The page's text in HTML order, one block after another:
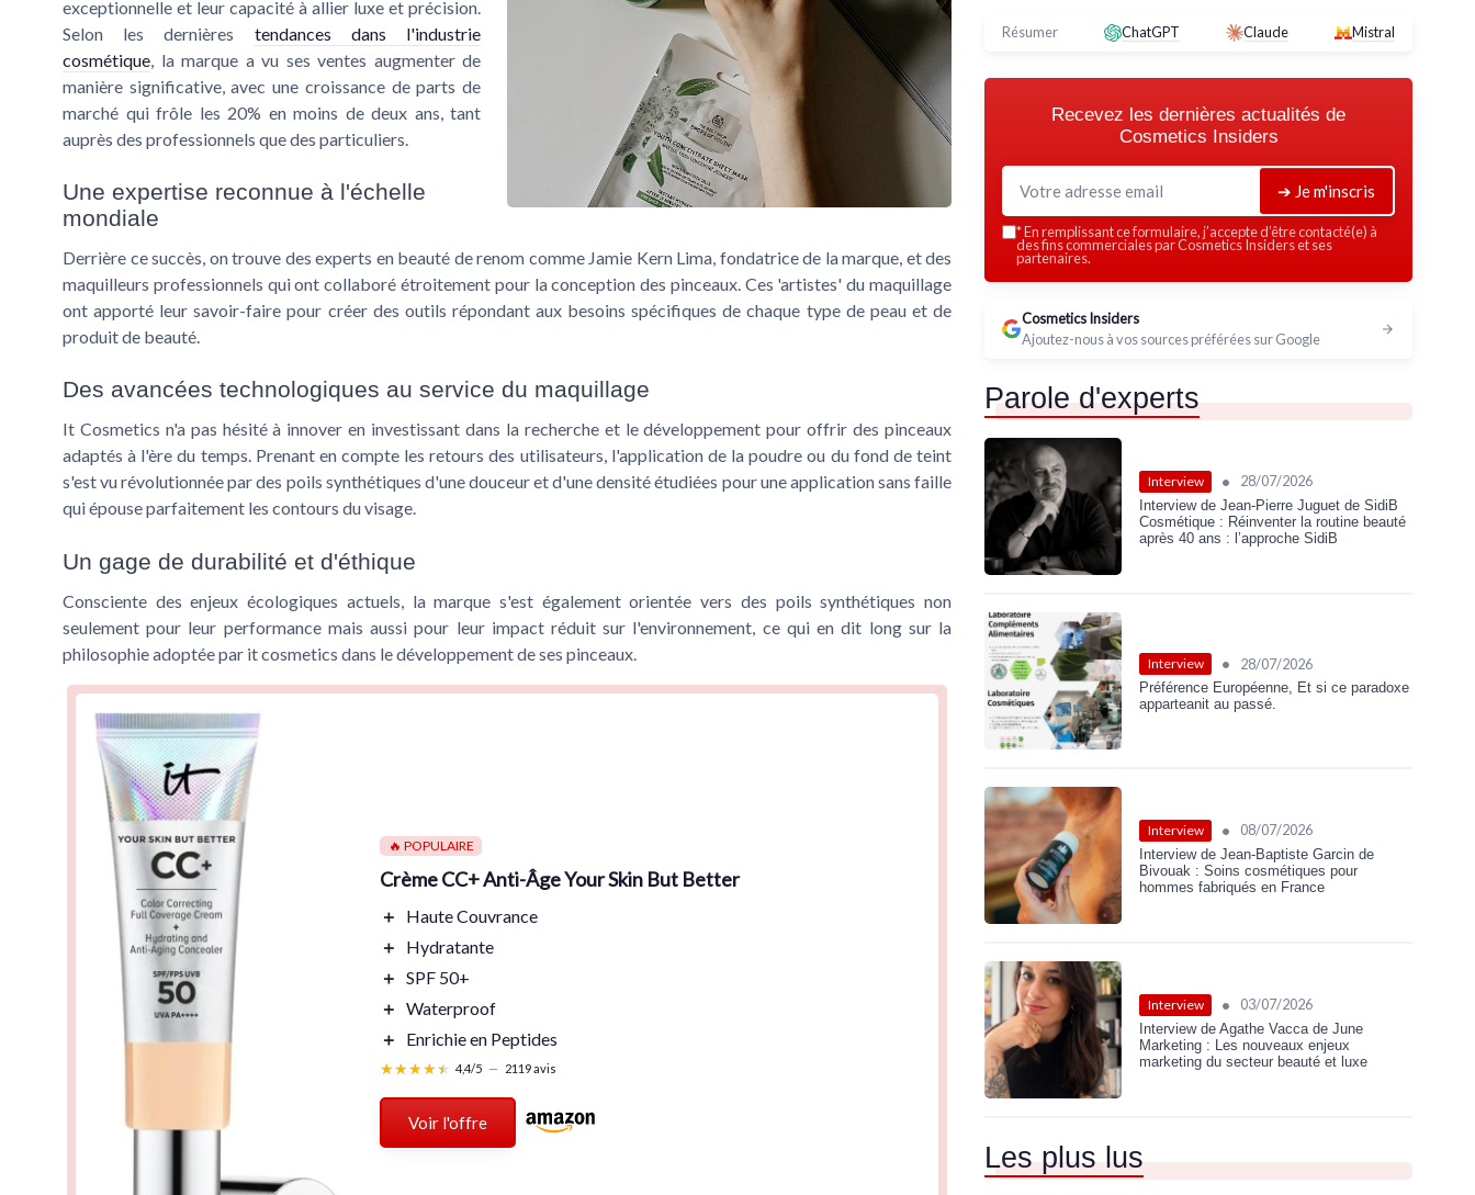
exceptionnelle et leur capacité à allier luxe et précision.
Selon les dernières tendances dans l'industrie
cosmétique, la marque a vu ses ventes augmenter de
manière significative, avec une croissance de parts de
marché qui frôle les 20% en moins de deux ans, tant
auprès des professionnels que des particuliers.
Une expertise reconnue à l'échelle
mondiale
Derrière ce succès, on trouve des experts en beauté de renom comme Jamie Kern Lima, fondatrice de la marque, et des
maquilleurs professionnels qui ont collaboré étroitement pour la conception des pinceaux. Ces 'artistes' du maquillage
ont apporté leur savoir-faire pour créer des outils répondant aux besoins spécifiques de chaque type de peau et de
produit de beauté.
Des avancées technologiques au service du maquillage
It Cosmetics n'a pas hésité à innover en investissant dans la recherche et le développement pour offrir des pinceaux
adaptés à l'ère du temps. Prenant en compte les retours des utilisateurs, l'application de la poudre ou du fond de teint
s'est vu révolutionnée par des poils synthétiques d'une douceur et d'une densité étudiées pour une application sans faille
qui épouse parfaitement les contours du visage.
Un gage de durabilité et d'éthique
Consciente des enjeux écologiques actuels, la marque s'est également orientée vers des poils synthétiques non
seulement pour leur performance mais aussi pour leur impact réduit sur l'environnement, ce qui en dit long sur la
philosophie adoptée par it cosmetics dans le développement de ses pinceaux.
🔥 POPULAIRE
Crème CC+ Anti-Âge Your Skin But Better
＋
Haute Couvrance
＋
Hydratante
＋ SPF 50+
＋ Waterproof
＋
Enrichie en Peptides
★★★★★
★★★★★ 4,4/5 — 2119 avis
Voir l'offre
Résumer ChatGPT Claude Mistral
Recevez les dernières actualités de
Cosmetics Insiders
➔ Je m'inscris
*En remplissant ce formulaire, j’accepte d’être contacté(e) à
des fins commerciales par Cosmetics Insiders et ses
partenaires.
Cosmetics Insiders
Ajoutez-nous à vos sources préférées sur Google
Parole d'experts
Interview • 28/07/2026
Interview de Jean-Pierre Juguet de SidiB
Cosmétique : Réinventer la routine beauté
après 40 ans : l’approche SidiB
Interview • 28/07/2026
Préférence Européenne, Et si ce paradoxe
apparteanit au passé.
Interview • 08/07/2026
Interview de Jean-Baptiste Garcin de
Bivouak : Soins cosmétiques pour
hommes fabriqués en France
Interview • 03/07/2026
Interview de Agathe Vacca de June
Marketing : Les nouveaux enjeux
marketing du secteur beauté et luxe
Les plus lus